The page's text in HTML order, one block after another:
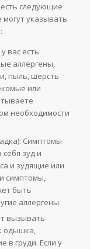
есть следующие
указывать
вас есть
аллергены,
пыль, шерсть
или
необходимости
Симптомы
зуд и
и зудящие или
симптомы,
быть
аллергены.
вызывать
одышка,
в груди. Если у